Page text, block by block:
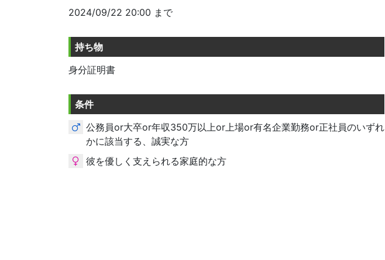
2024/09/22 20:00 まで
持ち物
身分証明書
条件
公務員or大卒or年収350万以上or上場or有名企業勤務or正社員のいずれ
かに該当する、誠実な方
彼を優しく支えられる家庭的な方